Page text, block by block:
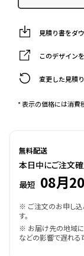
見積り書をダ
このデザイン
変更した見積
* 表示の価格には消費
無料配送
本日中にご注文確
最短 08月
※ ご注文のお申し込
す。
※ お届け先の地域に
などの影響で遅れる